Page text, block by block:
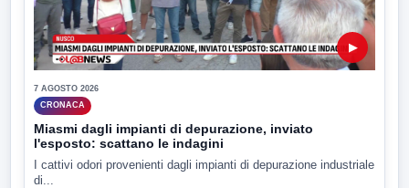
▶
7 AGOSTO 2026
CRONACA
Miasmi dagli impianti di depurazione, inviato
l'esposto: scattano le indagini
I cattivi odori provenienti dagli impianti di depurazione industriale
di...